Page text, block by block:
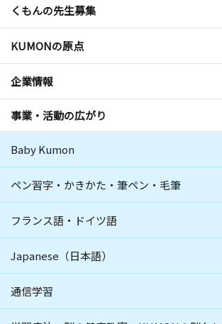
くもんの先生募集
KUMONの原点
企業情報
事業・活動の広がり
Baby Kumon
ペン習字・かきかた・筆ペン・毛筆
フランス語・ドイツ語
Japanese（日本語）
通信学習